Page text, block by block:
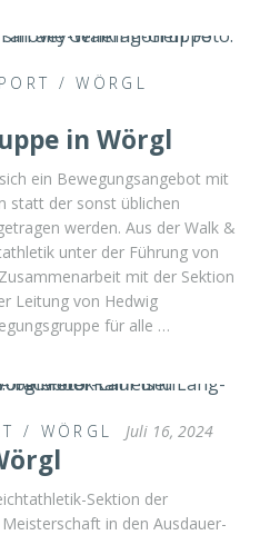
/WÖRGL
in Wörgl
ein Bewegungsangebot mit
statt der sonst üblichen
werden. Aus der Walk &
unter der Führung von
mit der Sektion
Leitung von Hedwig
für alle …
/ WÖRGL Juli 16, 2024
Sektion der
in den Ausdauer-